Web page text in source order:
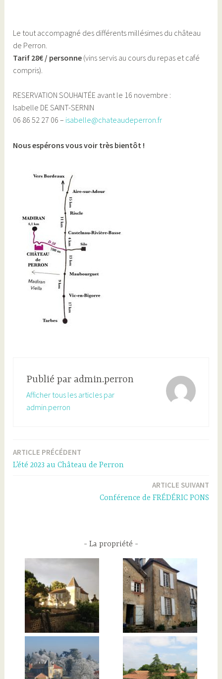
Le tout accompagné des différents millésimes du château
de Perron.
Tarif 28€ / personne (vins servis au cours du repas et café
compris).
RESERVATION SOUHAITÉE avant le 16 novembre :
Isabelle DE SAINT-SERNIN
06 86 52 27 06 – isabelle@chateaudeperron.fr
Nous espérons vous voir très bientôt !
Publié par admin.perron
Afficher tous les articles par
admin.perron
Navigation
ARTICLE PRÉCÉDENT
L’été 2023 au Château de Perron
ARTICLE SUIVANT
Conférence de FRÉDÉRIC PONS
La propriété